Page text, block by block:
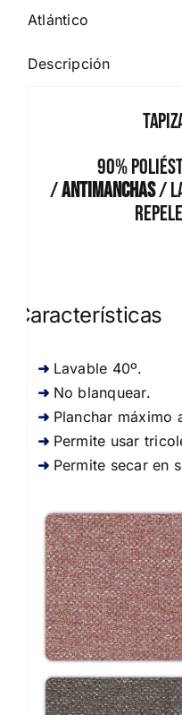
Atlántico
Descripción
90%
/Antimanchas/
Características
Lavable 40º.
No blanquear.
Planchar máximo
Permite usar
Permite secar en